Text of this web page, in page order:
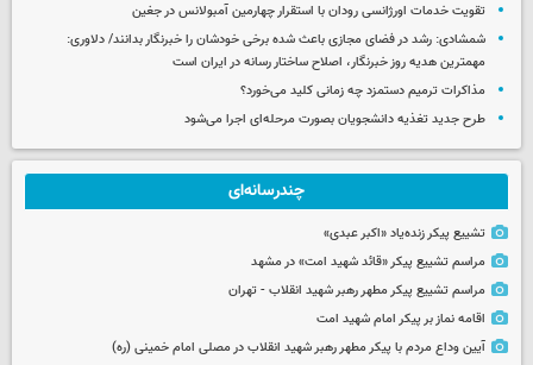
تقویت خدمات اورژانسی رودان با استقرار چهارمین آمبولانس در جغین
شمشادی: رشد در فضای مجازی باعث شده برخی خودشان را خبرنگار بدانند/ دلاوری:
مهمترین هدیه‌ روز خبرنگار، اصلاح ساختار رسانه در ایران است
مذاکرات ترمیم دستمزد چه زمانی کلید می‌خورد؟
طرح جدید تغذیه دانشجویان بصورت مرحله‌ای اجرا می‌شود
چندرسانه‌ای
تشییع پیکر زنده‌یاد «اکبر عبدی»
مراسم تشییع پیکر «قائد شهید امت» در مشهد
مراسم تشییع پیکر مطهر رهبر شهید انقلاب - تهران
اقامه نماز بر پیکر امام شهید امت
آیین وداع مردم با پیکر مطهر رهبر شهید انقلاب در مصلی امام خمینی (ره)